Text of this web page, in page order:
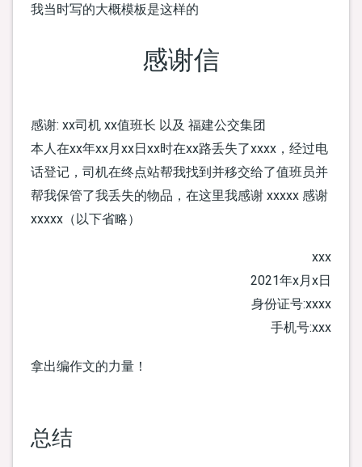
我当时写的大概模板是这样的
感谢信
感谢: xx司机 xx值班长 以及 福建公交集团
本人在xx年xx月xx日xx时在xx路丢失了xxxx，经过电
话登记，司机在终点站帮我找到并移交给了值班员并
帮我保管了我丢失的物品，在这里我感谢 xxxxx 感谢
xxxxx（以下省略）
xxx
2021年x月x日
身份证号:xxxx
手机号:xxx
拿出编作文的力量！
总结